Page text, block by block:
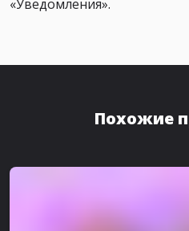
«Уведомления».
Похожие